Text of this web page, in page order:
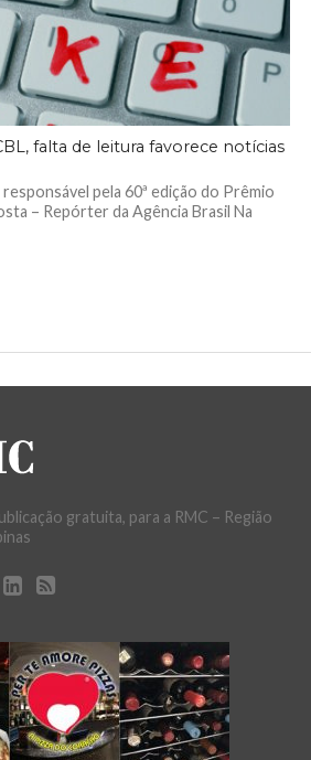
falta de leitura favorece notícias
pela 60ª edição do Prêmio
– Repórter da Agência Brasil Na
gratuita, para a RMC – Região